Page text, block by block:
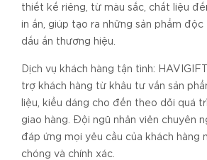
thiết kế riêng, từ màu sắc, chất liệu
in ấn, giúp tạo ra những sản phẩm
dấu ấn thương hiệu.
Dịch vụ khách hàng tận tình:
trợ khách hàng từ khâu tư vấn sản
liệu, kiểu dáng cho đến theo dõi quá
giao hàng. Đội ngũ nhân viên chuyên
đáp ứng mọi yêu cầu của khách hàng
chóng và chính xác.